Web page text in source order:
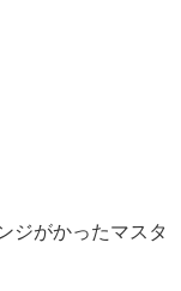
ジがかったマスタ